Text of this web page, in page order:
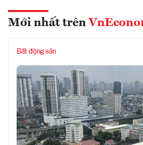
Mới nhất trên
Bất động sản